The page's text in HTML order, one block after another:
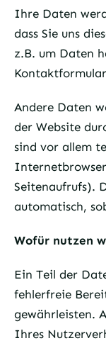
Ihre Daten
dass Sie uns
z.B. um Daten
Andere Daten
der Website
sind vor allem
Seitenaufrufs).
automatisch,
Wofür nutzen
Ein Teil der
fehlerfreie
gewährleisten.
Ihres